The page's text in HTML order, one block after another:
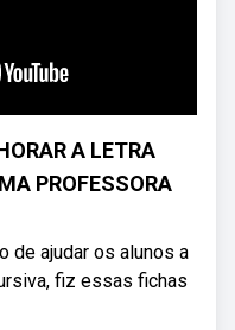
A LETRA
PROFESSORA
de ajudar os alunos a
fiz essas fichas